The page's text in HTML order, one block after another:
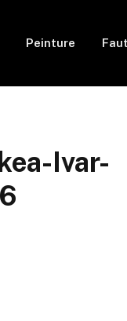
Peinture
Ivar-